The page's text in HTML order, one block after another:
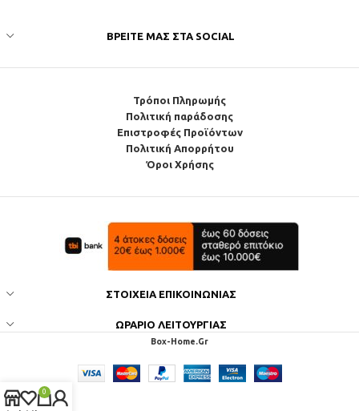
ΒΡΕΊΤΕ ΜΑΣ ΣΤΑ SOCIAL
Τρόποι Πληρωμής
Πολιτική παράδοσης
Επιστροφές Προϊόντων
Πολιτική Απορρήτου
Όροι Χρήσης
ΣΤΟΙΧΕΊΑ ΕΠΙΚΟΙΝΩΝΊΑΣ
ΩΡΆΡΙΟ ΛΕΙΤΟΥΡΓΊΑΣ
Box-Home.Gr
0